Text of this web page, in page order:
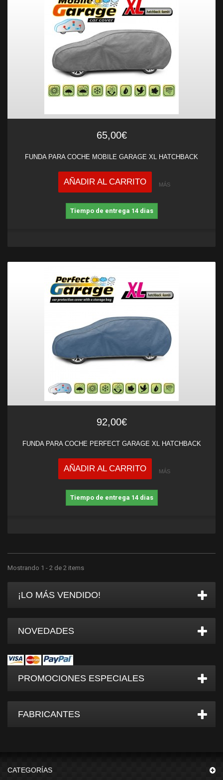
65,00€
FUNDA PARA COCHE MOBILE GARAGE XL HATCHBACK
AÑADIR AL CARRITO MÁS
Tiempo de entrega 14 dias
92,00€
FUNDA PARA COCHE PERFECT GARAGE XL HATCHBACK
AÑADIR AL CARRITO MÁS
Tiempo de entrega 14 dias
Mostrando 1 - 2 de 2 items
¡LO MÁS VENDIDO!
NOVEDADES
PROMOCIONES ESPECIALES
FABRICANTES
CATEGORÍAS